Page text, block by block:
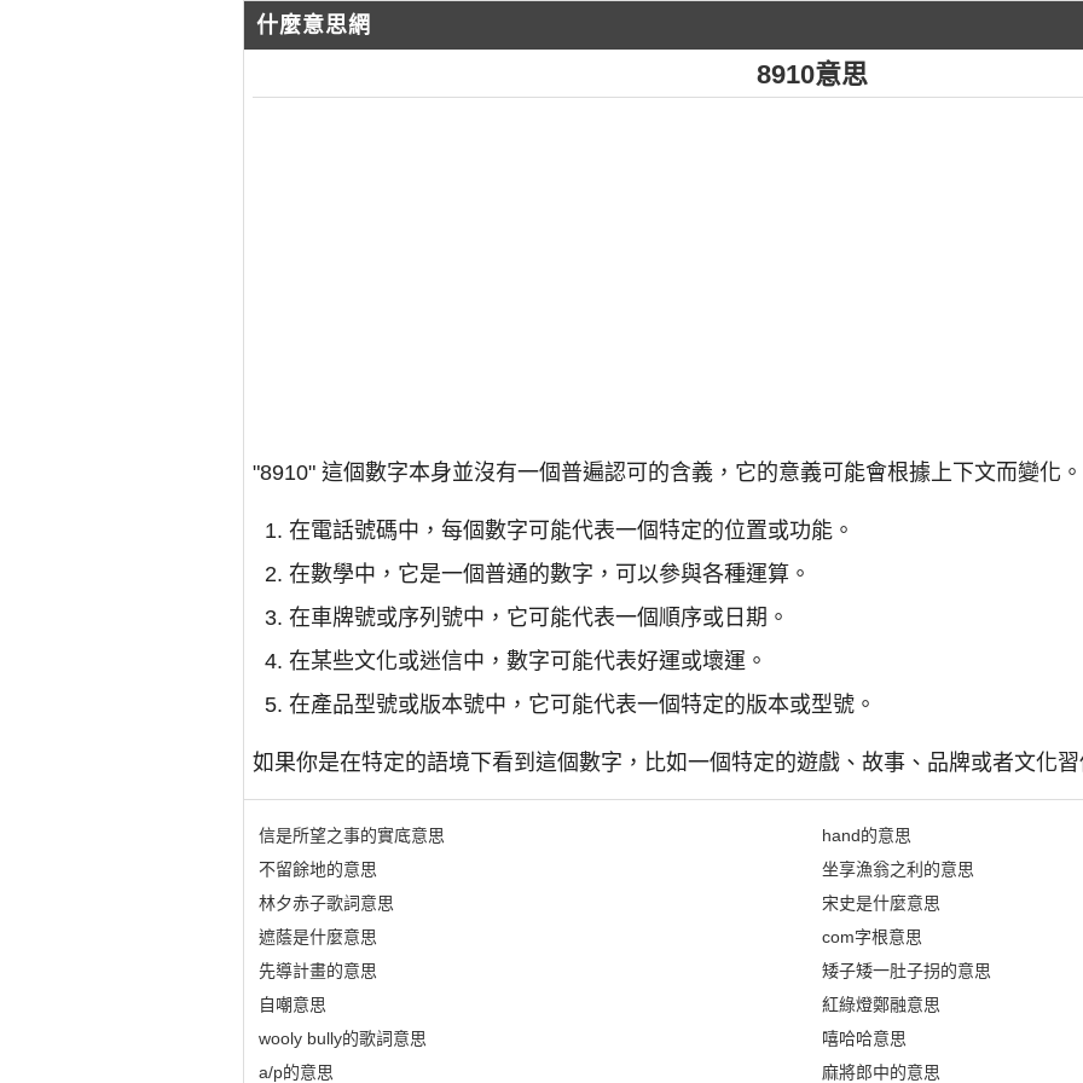
什麼意思網
8910意思
"8910" 這個數字本身並沒有一個普遍認可的含義，它的意義可能會根據上下文而變化
在電話號碼中，每個數字可能代表一個特定的位置或功能。
在數學中，它是一個普通的數字，可以參與各種運算。
在車牌號或序列號中，它可能代表一個順序或日期。
在某些文化或迷信中，數字可能代表好運或壞運。
在產品型號或版本號中，它可能代表一個特定的版本或型號。
如果你是在特定的語境下看到這個數字，比如一個特定的遊戲、故事、品牌或者文化
信是所望之事的實底意思
不留餘地的意思
林夕赤子歌詞意思
遮蔭是什麼意思
先導計畫的意思
自嘲意思
wooly bully的歌詞意思
a/p的意思
hand的意思
坐享漁翁之利的意思
宋史是什麼意思
com字根意思
矮子矮一肚子拐的意思
紅綠燈鄭融意思
嘻哈哈意思
麻將郎中的意思